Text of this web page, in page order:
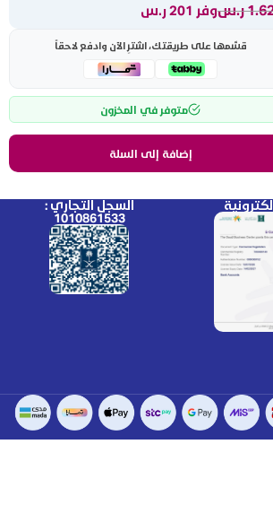
ر.سوفر 201 ر.س
قسّمها على طريقتك، اشترِ الآن وادفع لاحقاً
متوفر في المخزون
إضافة إلى السلة
السجل التجاري :
1010861533